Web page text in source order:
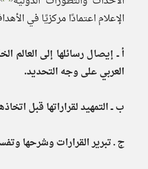
الإعلام اعتمادًا مركزيًا في
أ ــ إيصال رسائلها إلى العالم
العربي على وجه التحديد.
ب ــ التمهيد لقراراتها قبل
ج ـ تبرير القرارات وشرحها